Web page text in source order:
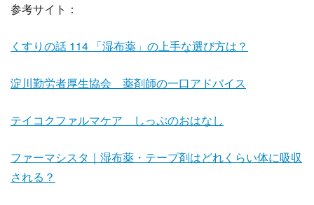
参考サイト：
くすりの話 114 「湿布薬」の上手な選び方は？
淀川勤労者厚生協会 薬剤師の一口アドバイス
テイコクファルマケア しっぷのおはなし
ファーマシスタ｜湿布薬・テープ剤はどれくらい体に吸収
される？